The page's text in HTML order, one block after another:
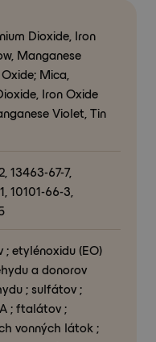
Dioxide, Iron
Manganese
Mica,
Iron Oxide
Violet, Tin
13463-67-7,
10101-66-3,
; etylénoxidu (EO)
a donorov
; sulfátov ;
; ftalátov ;
vonných látok ;